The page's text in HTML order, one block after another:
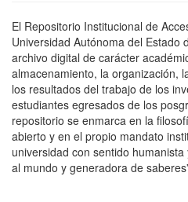
El Repositorio Institucional de
Universidad Autónoma del Estado
archivo digital de carácter
almacenamiento, la organización,
los resultados del trabajo de los
estudiantes egresados de los
repositorio se enmarca en la
abierto y en el propio mandato
universidad con sentido
al mundo y generadora de